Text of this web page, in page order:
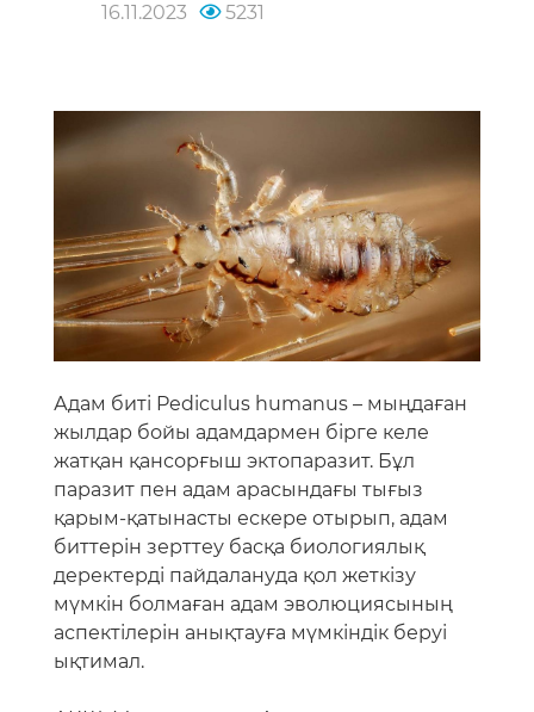
16.11.2023 5231
Адам биті Pediculus humanus – мыңдаған
жылдар бойы адамдармен бірге келе
жатқан қансорғыш эктопаразит. Бұл
паразит пен адам арасындағы тығыз
қарым-қатынасты ескере отырып, адам
биттерін зерттеу басқа биологиялық
деректерді пайдалануда қол жеткізу
мүмкін болмаған адам эволюциясының
аспектілерін анықтауға мүмкіндік беруі
ықтимал.